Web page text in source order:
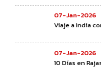
07-Jan-2026
Viaje a India
07-Jan-2026
10 Días en